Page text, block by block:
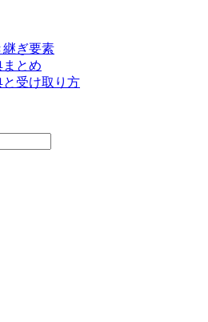
継ぎ要素
とめ
受け取り方